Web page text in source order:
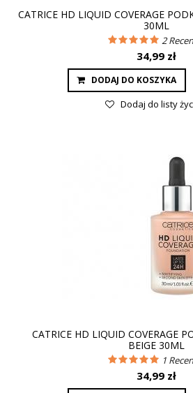
CATRICE HD LIQUID COVERAGE
30ML
2
34,99 zł
DODAJ DO KOSZYKA
Dodaj do listy
CATRICE HD LIQUID COVERAGE
BEIGE 30ML
1
34,99 zł